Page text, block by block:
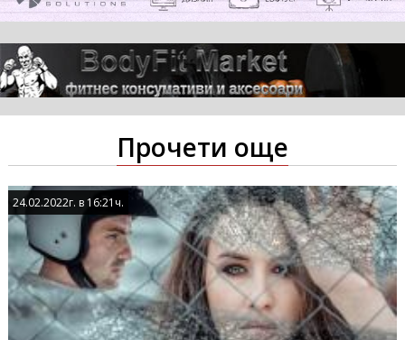
Прочети още
24.02.2022г. в 16:21ч.
24.02.2022г. в 16:21ч.